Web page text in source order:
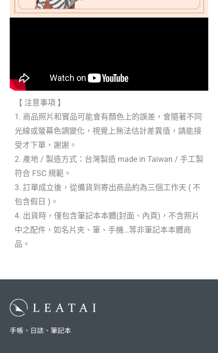
【 注意事項 】
1. 商品照片和實品可能會有顏色上的誤差，會隨著不同
光線或螢幕色調變化，視覺上無法估計差異值，請能接
受才下單，謝謝。
2. 產地 / 製造方式：台灣製造 made in Taiwan / 手工製
符合 FSC 規範。
3. 訂單成立後，從備貨到寄出商品約為三個工作天 ( 不
包含假日 )。
4. 出貨時，僅包含筆記本本體(封面、內頁)，不含照片
中之配件，如名片夾、筆、手機…等非筆記本本體商
品。
手帳、日誌、筆記本